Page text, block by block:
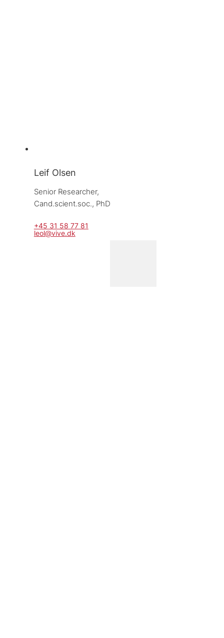
Leif Olsen
Senior Researcher,
Cand.scient.soc., PhD
+45 31 58 77 81
leol@vive.dk